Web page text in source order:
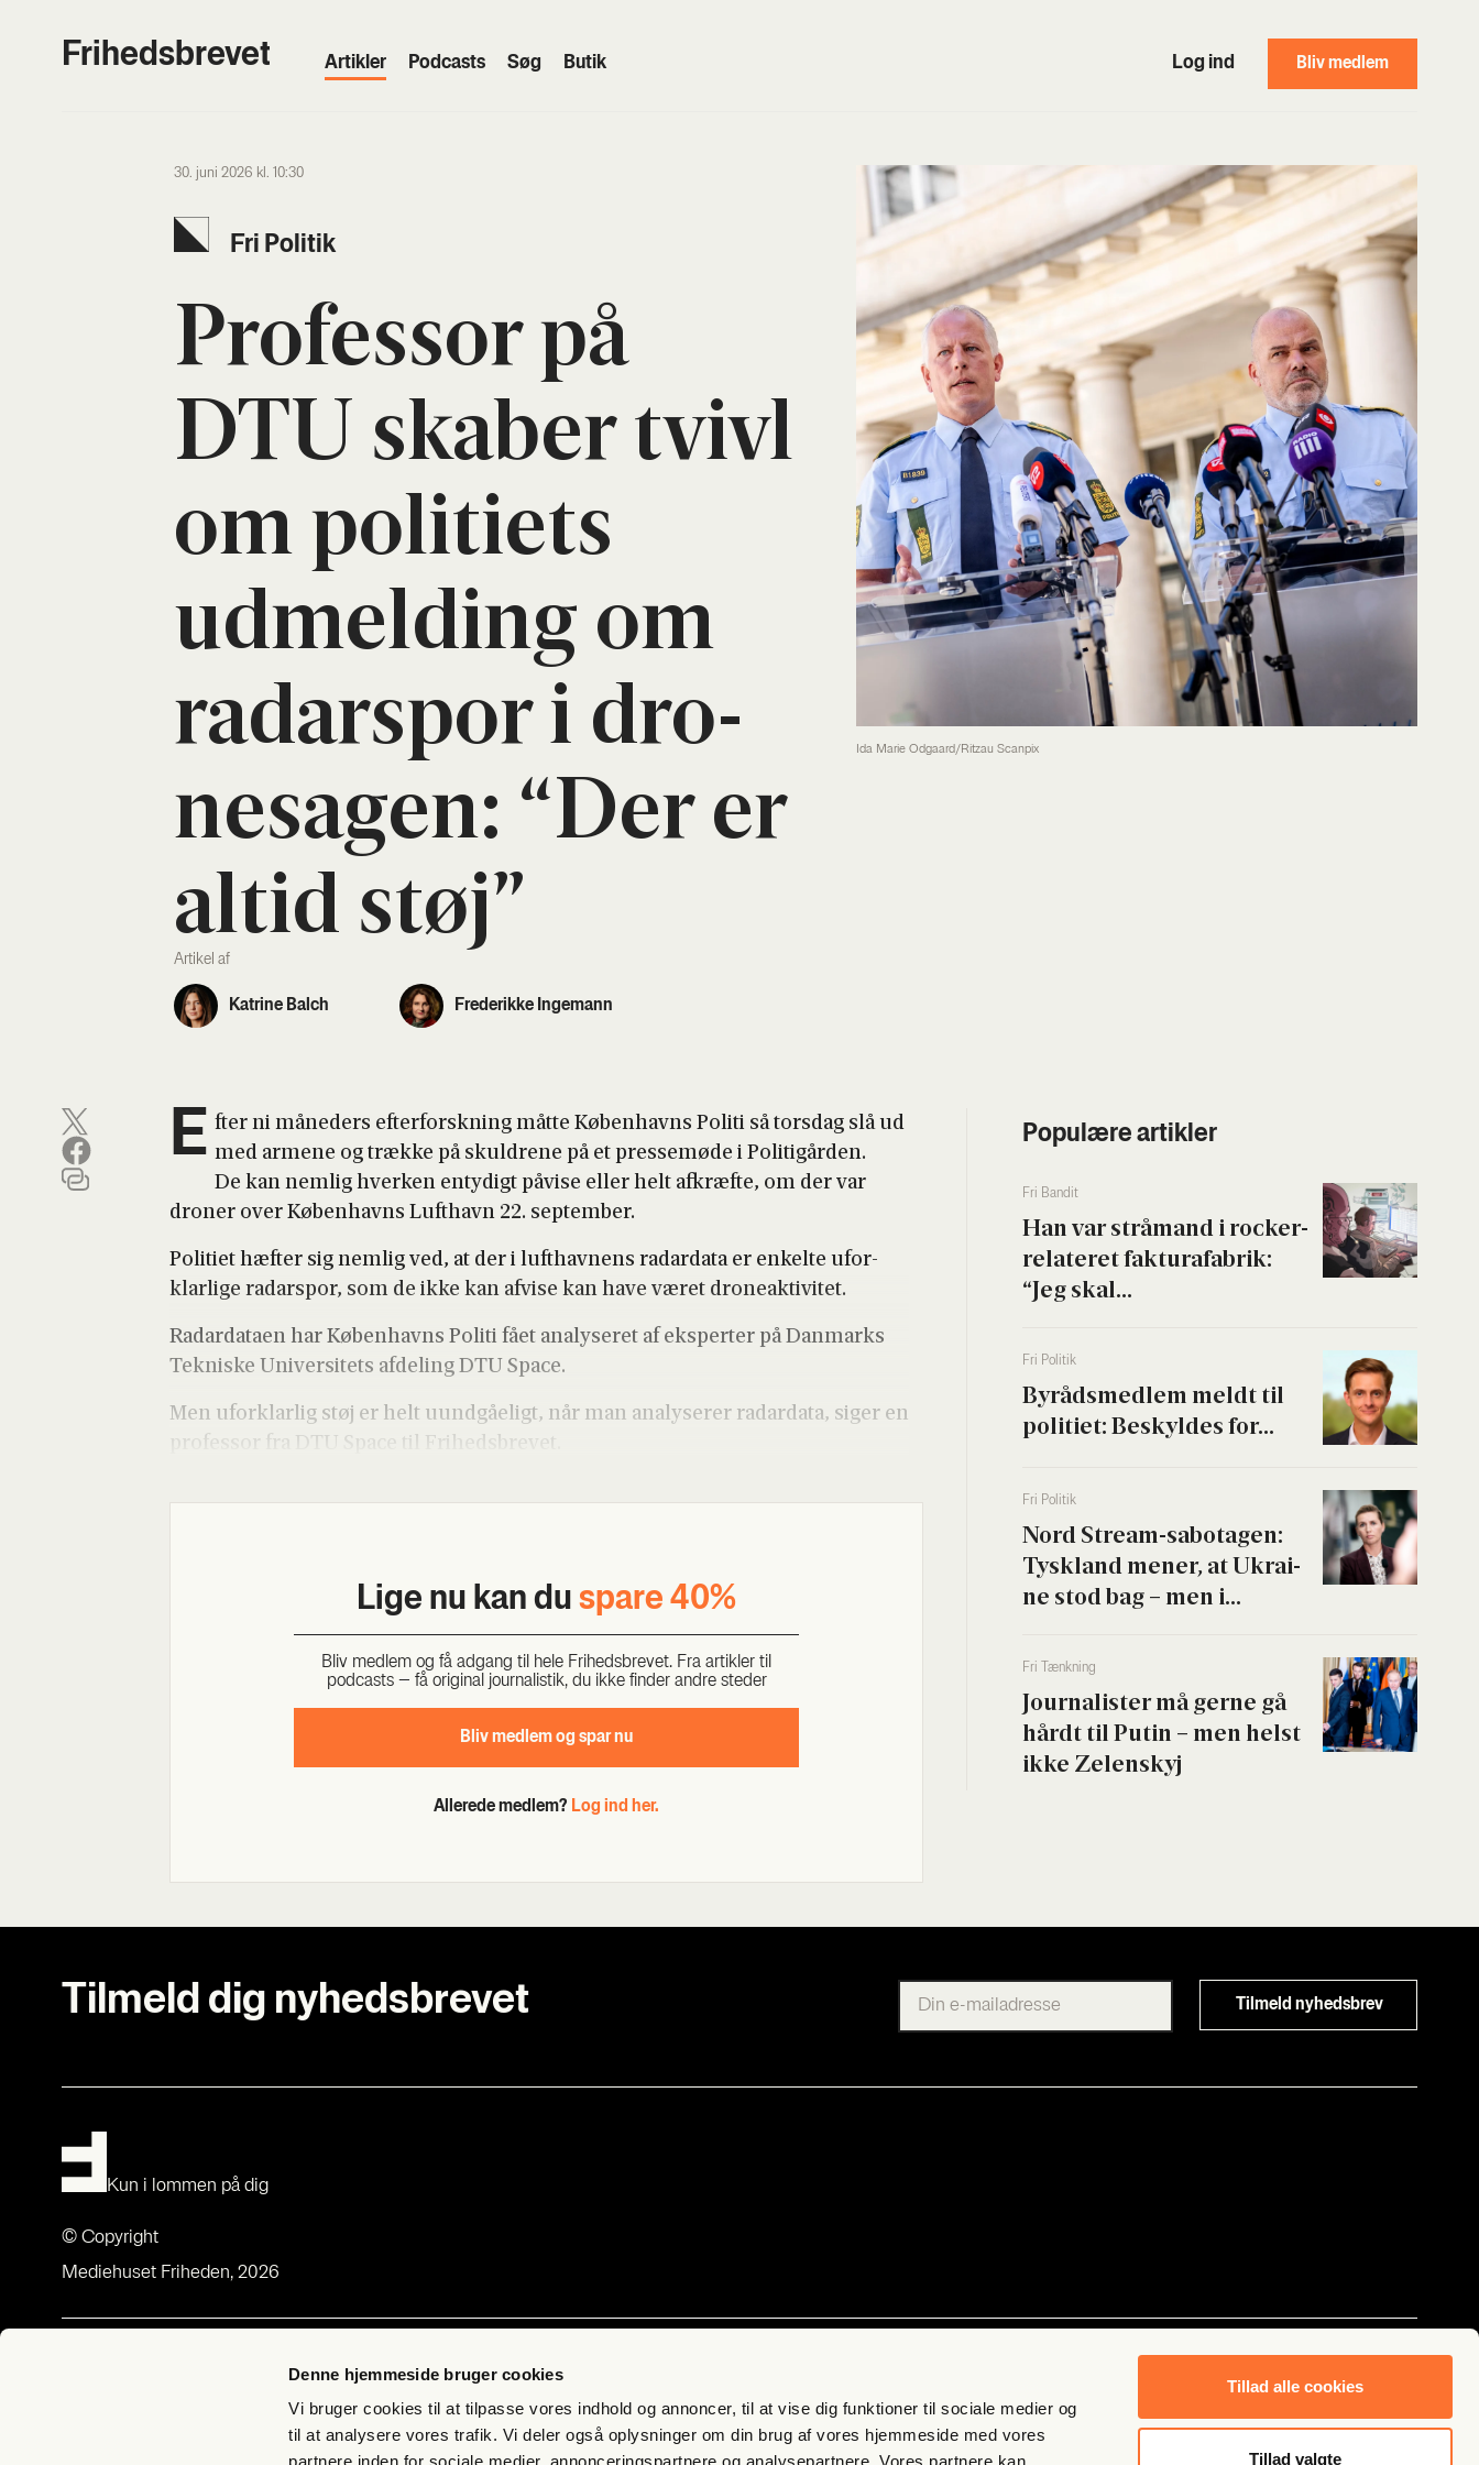
Denne hjemmeside bruger cookies
Vi bruger cookies til at tilpasse vores indhold og annoncer, til at vise dig funktioner til sociale medier og
til at analysere vores trafik. Vi deler også oplysninger om din brug af vores hjemmeside med vores
Tillad alle cookies
Tillad valgte
Frihedsbrevet Artik­ler Podcasts Søg Butik Log ind Bliv medlem
30. juni 2026 kl. 10:30
Fri Poli­tik
Pro­fes­sor på
DTU ska­ber tvivl
om poli­tiets
udmel­ding om
radar­spor i dro­
nesa­gen: “Der er
altid støj”
Artikel af
Katrine Balch Frederikke Ingemann
Ida Marie Odgaard/Ritzau Scanpix
E fter ni måne­ders efter­forsk­ning måt­te Køben­havns Poli­ti så tors­dag slå ud
med arme­ne og træk­ke på skul­dre­ne på et pres­se­mø­de i Poli­ti­går­den.
De kan nem­lig hver­ken enty­digt påvi­se eller helt afkræf­te, om der var
dro­ner over Køben­havns Luft­havn 22. sep­tem­ber.
Poli­ti­et hæf­ter sig nem­lig ved, at der i luft­hav­nens radar­da­ta er enkel­te ufor­
klar­li­ge radar­spor, som de ikke kan afvi­se kan have været dro­ne­ak­ti­vi­tet.
Radar­da­ta­en har Køben­havns Poli­ti fået ana­ly­se­ret af eks­per­ter på Dan­marks
Tek­ni­ske Uni­ver­si­tets afde­ling DTU Spa­ce.
Men ufor­klar­lig støj er helt uund­gå­e­ligt, når man ana­ly­se­rer radar­da­ta, siger en
pro­fes­sor fra DTU Spa­ce til Fri­heds­bre­vet.
Lige nu kan du spa­re 40%
Bliv med­lem og få adgang til hele Fri­heds­bre­vet. Fra artik­ler til
podcasts – få ori­gi­nal jour­na­li­stik, du ikke fin­der andre ste­der
Bliv med­lem og spar nu
Allerede medlem? Log ind her.
Populære artikler
Fri Ban­dit
Han var strå­mand i rock­er­
re­la­te­ret fak­tura­fa­brik:
“Jeg skal...
Fri Poli­tik
Byrå­ds­med­lem meldt til
poli­ti­et: Beskyl­des for...
Fri Poli­tik
Nord Stream-sabo­ta­gen:
Tys­kland mener, at Ukrai­
ne stod bag – men i...
Fri Tænk­ning
Jour­na­li­ster må ger­ne gå
hårdt til Putin – men helst
ikke Zelen­skyj
Tilmeld dig nyhedsbrevet
Butik Fri­heds­bre­vet
Send et tip
Følg os
Kun i lommen på dig
Mediehuset Friheden, 2026
© Copyright